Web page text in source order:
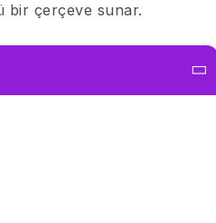
bir çerçeve sunar.